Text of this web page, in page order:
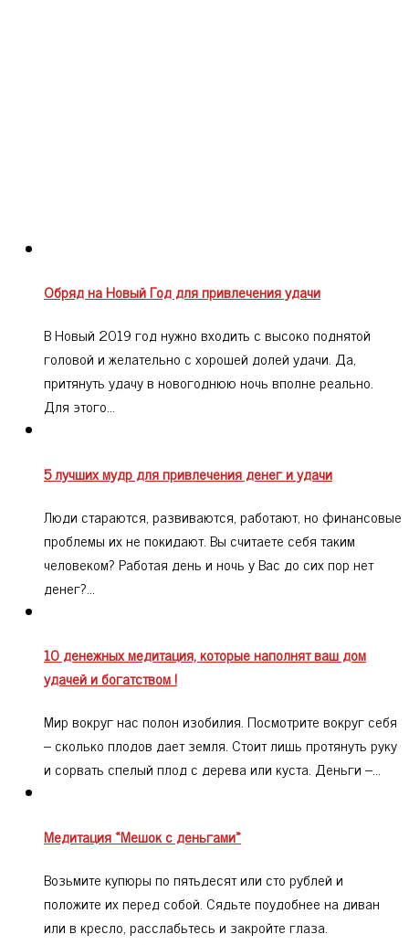
Обряд на Новый Год для привлечения удачи
В Новый 2019 год нужно входить с высоко поднятой
головой и желательно с хорошей долей удачи. Да,
притянуть удачу в новогоднюю ночь вполне реально.
Для этого…
5 лучших мудр для привлечения денег и удачи
Люди стараются, развиваются, работают, но финансовые
проблемы их не покидают. Вы считаете себя таким
человеком? Работая день и ночь у Вас до сих пор нет
денег?…
10 денежных медитация, которые наполнят ваш дом
удачей и богатством !
Мир вокруг нас полон изобилия. Посмотрите вокруг себя
– сколько плодов дает земля. Стоит лишь протянуть руку
и сорвать спелый плод с дерева или куста. Деньги –…
Медитация «Мешок с деньгами»
Возьмите купюры по пятьдесят или сто рублей и
положите их перед собой. Сядьте поудобнее на диван
или в кресло, расслабьтесь и закройте глаза.